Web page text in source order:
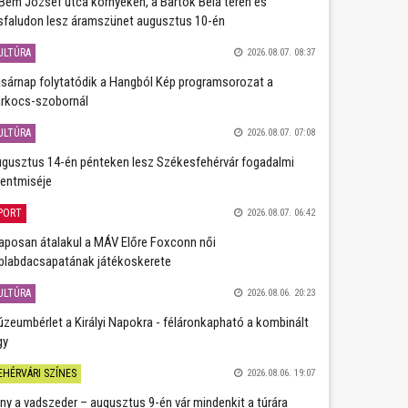
lesz áramszünet augusztus 10-én
2026.08.07. 08:37
folytatódik a Hangból Kép programsorozat a
szobornál
2026.08.07. 07:08
14-én pénteken lesz Székesfehérvár fogadalmi
2026.08.07. 06:42
átalakul a MÁV Előre Foxconn női
játékoskerete
2026.08.06. 20:23
a Királyi Napokra - féláronkapható a kombinált
SZÍNES 2026.08.06. 19:07
a vadszeder – augusztus 9-én vár mindenkit a túrára